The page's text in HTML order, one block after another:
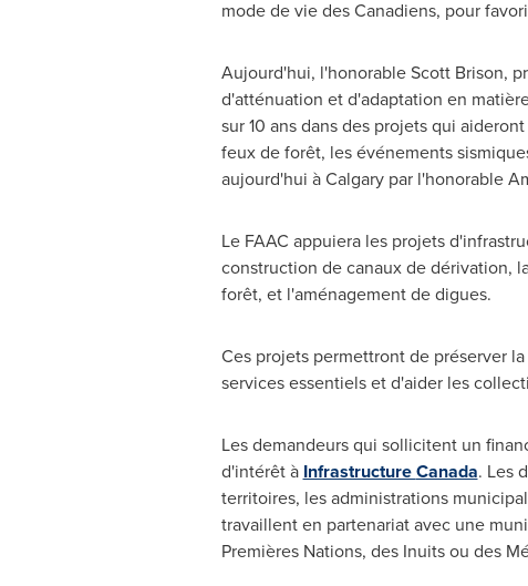
mode de vie des Canadiens, pour
Aujourd'hui, l'honorableScott Brison,
d'atténuation et d'adaptation en
sur 10 ans dans des projets qui
feux de forêt, les événements
aujourd'hui àCalgarypar l'honorable
Le FAAC appuiera les projets
construction de canaux de dérivation,
forêt, et l'aménagement de digues.
Ces projets permettront de préserver
services essentiels et d'aider les
Les demandeurs qui sollicitent un
d'intérêt à InfrastructureCanada. Les
territoires, les administrations
travaillent en partenariat avec une
Premières Nations, des Inuits ou des